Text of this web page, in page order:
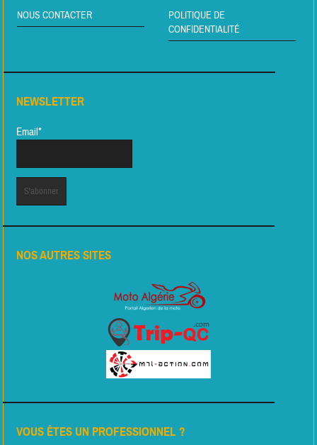
NOUS CONTACTER
POLITIQUE DE
CONFIDENTIALITÉ
NEWSLETTER
Email*
NOS AUTRES SITES
VOUS ÊTES UN PROFESSIONNEL ?